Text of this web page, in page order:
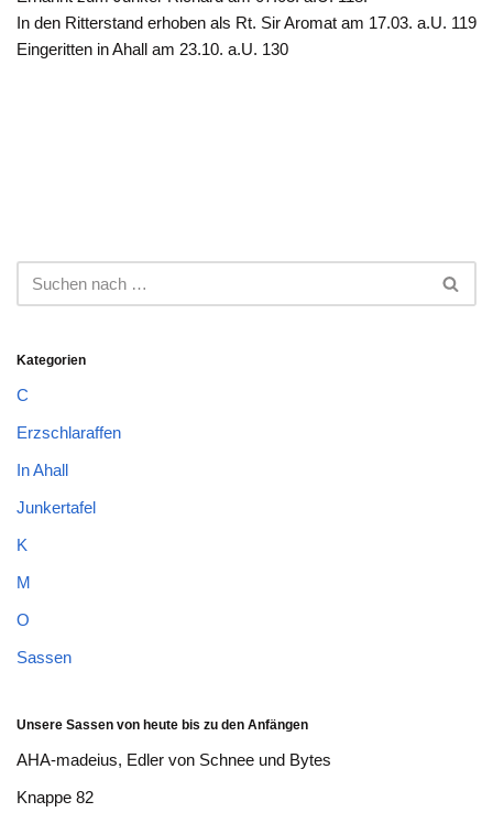
In den Ritterstand erhoben als Rt. Sir Aromat am 17.03. a.U. 119
Eingeritten in Ahall am 23.10. a.U. 130
Kategorien
C
Erzschlaraffen
In Ahall
Junkertafel
K
M
O
Sassen
Unsere Sassen von heute bis zu den Anfängen
AHA-madeius, Edler von Schnee und Bytes
Knappe 82